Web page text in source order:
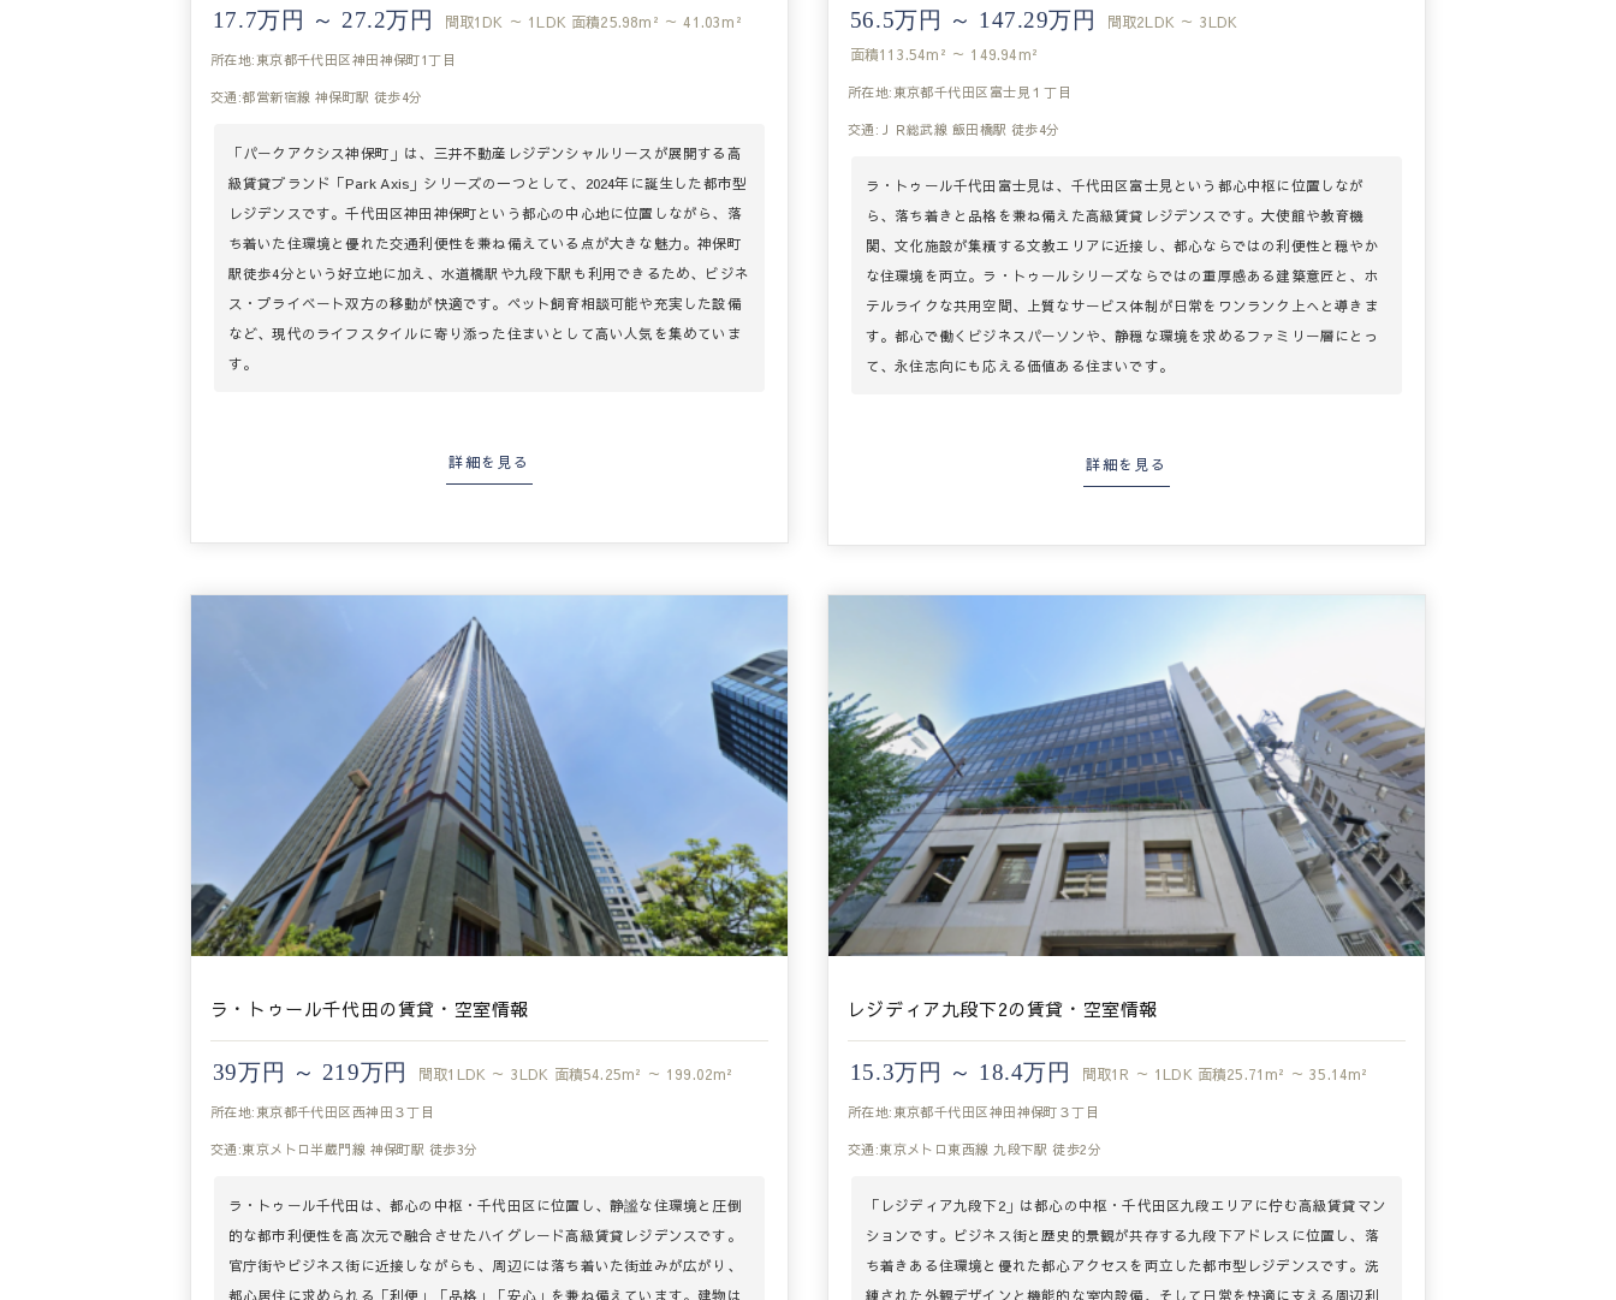
17.7万円 ～ 27.2万円 間取1DK ～ 1LDK 面積25.98m² ～ 41.03m²
所在地:東京都千代田区神田神保町1丁目
交通:都営新宿線 神保町駅 徒歩4分
「パークアクシス神保町」は、三井不動産レジデンシャルリースが展開する高
級賃貸ブランド「Park Axis」シリーズの一つとして、2024年に誕生した都市型
レジデンスです。千代田区神田神保町という都心の中心地に位置しながら、落
ち着いた住環境と優れた交通利便性を兼ね備えている点が大きな魅力。神保町
駅徒歩4分という好立地に加え、水道橋駅や九段下駅も利用できるため、ビジネ
ス・プライベート双方の移動が快適です。ペット飼育相談可能や充実した設備
など、現代のライフスタイルに寄り添った住まいとして高い人気を集めていま
す。
詳細を見る
56.5万円 ～ 147.29万円 間取2LDK ～ 3LDK
面積113.54m² ～ 149.94m²
所在地:東京都千代田区富士見１丁目
交通:ＪＲ総武線 飯田橋駅 徒歩4分
ラ・トゥール千代田富士見は、千代田区富士見という都心中枢に位置しなが
ら、落ち着きと品格を兼ね備えた高級賃貸レジデンスです。大使館や教育機
関、文化施設が集積する文教エリアに近接し、都心ならではの利便性と穏やか
な住環境を両立。ラ・トゥールシリーズならではの重厚感ある建築意匠と、ホ
テルライクな共用空間、上質なサービス体制が日常をワンランク上へと導きま
す。都心で働くビジネスパーソンや、静穏な環境を求めるファミリー層にとっ
て、永住志向にも応える価値ある住まいです。
詳細を見る
ラ・トゥール千代田の賃貸・空室情報
39万円 ～ 219万円 間取1LDK ～ 3LDK 面積54.25m² ～ 199.02m²
所在地:東京都千代田区西神田３丁目
交通:東京メトロ半蔵門線 神保町駅 徒歩3分
ラ・トゥール千代田は、都心の中枢・千代田区に位置し、静謐な住環境と圧倒
的な都市利便性を高次元で融合させたハイグレード高級賃貸レジデンスです。
官庁街やビジネス街に近接しながらも、周辺には落ち着いた街並みが広がり、
都心居住に求められる「利便」「品格」「安心」を兼ね備えています。建物は
レジディア九段下2の賃貸・空室情報
15.3万円 ～ 18.4万円 間取1R ～ 1LDK 面積25.71m² ～ 35.14m²
所在地:東京都千代田区神田神保町３丁目
交通:東京メトロ東西線 九段下駅 徒歩2分
「レジディア九段下2」は都心の中枢・千代田区九段エリアに佇む高級賃貸マン
ションです。ビジネス街と歴史的景観が共存する九段下アドレスに位置し、落
ち着きある住環境と優れた都心アクセスを両立した都市型レジデンスです。洗
練された外観デザインと機能的な室内設備、そして日常を快適に支える周辺利